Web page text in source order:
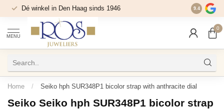
Dé winkel in Den Haag sinds 1946 9.4
MENU
0
Home / Seiko hph SUR348P1 bicolor strap with anthracite dial
Seiko Seiko hph SUR348P1 bicolor strap